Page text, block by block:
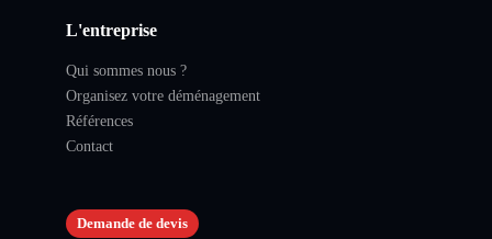
L'entreprise
Qui sommes nous ?
Organisez votre déménagement
Références
Contact
Demande de devis